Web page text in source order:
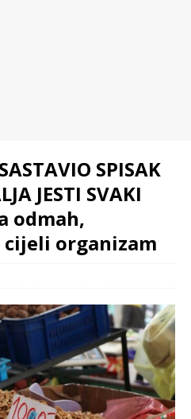
SPISAK
JESTI SVAKI
odmah,
organizam